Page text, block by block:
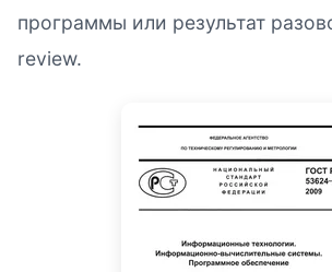
программы или результат
review.